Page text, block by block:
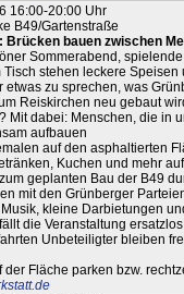
16:00-20:00 Uhr
B49/Gartenstraße
Brücken bauen zwischen
Sommerabend,
stehen leckere
etwas zu sprechen, was
Reiskirchen neu gebaut
Mit dabei: Menschen, die in
aufbauen
auf den asphaltierten
Kuchen und mehr
geplanten Bau der B49
mit den Grünberger
kleine Darbietungen
die Veranstaltung
Unbeteiligter bleiben
der Fläche parken bzw.